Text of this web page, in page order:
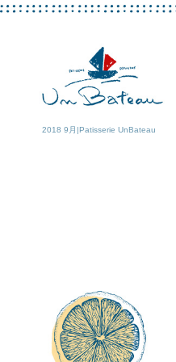
2018 9月|Patisserie UnBateau